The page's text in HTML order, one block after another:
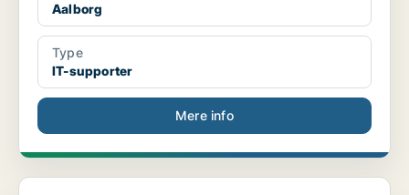
Aalborg
Type
IT-supporter
Mere info
Systemadministrator til samfundskritisk IT-drift